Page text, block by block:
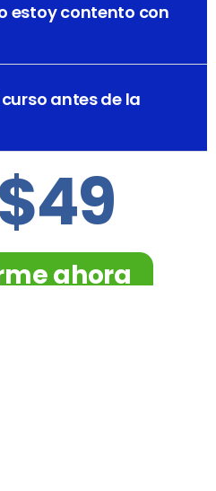
estoy contento con
antes de la
ahora